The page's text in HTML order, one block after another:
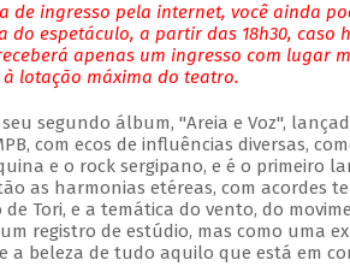
de ingresso pela internet, você ainda
do espetáculo, a partir das 18h30,
apenas um ingresso com lugar
lotação máxima do teatro.
segundo álbum, "Areia e Voz",
com ecos de influências diversas,
e o rock sergipano, e é o primeiro
as harmonias etéreas, com acordes
Tori, e a temática do vento, do
registro de estúdio, mas como uma
a beleza de tudo aquilo que está em